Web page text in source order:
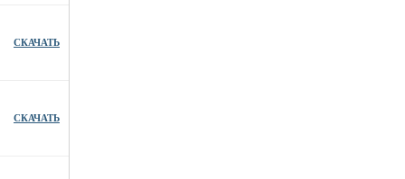
СКАЧАТЬ
СКАЧАТЬ